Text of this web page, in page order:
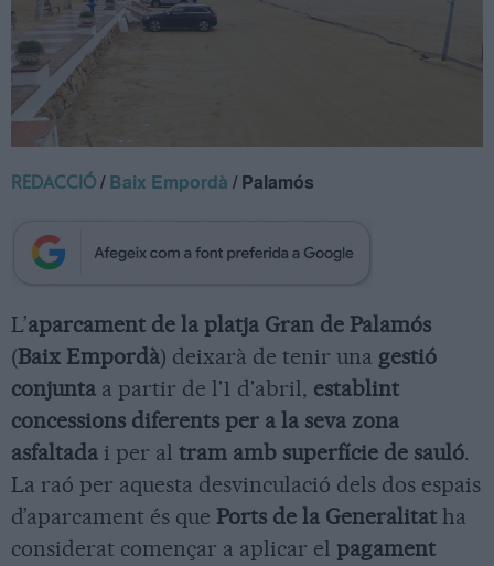
REDACCIÓ /Baix Empordà / Palamós
L’aparcament de la platja Gran de Palamós
(Baix Empordà) deixarà de tenir una gestió
conjunta a partir de l'1 d'abril, establint
concessions diferents per a la seva zona
asfaltada i per al tram amb superfície de sauló.
La raó per aquesta desvinculació dels dos espais
d’aparcament és que Ports de la Generalitat ha
considerat començar a aplicar el pagament